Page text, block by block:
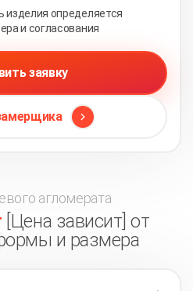
изделия определяется
и согласования
заявку
агломерата
[Цена зависит] от
и размера